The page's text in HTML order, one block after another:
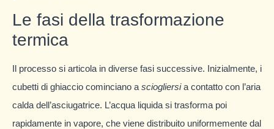
Le fasi della trasformazione
termica
Il processo si articola in diverse fasi successive. Inizialmente, i
cubetti di ghiaccio cominciano a sciogliersia contatto con l’aria
calda dell’asciugatrice. L’acqua liquida si trasforma poi
rapidamente in vapore, che viene distribuito uniformemente dal